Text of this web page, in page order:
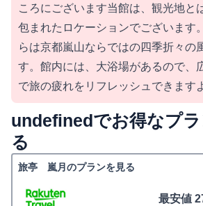
ころにございます当館は、観光地と
包まれたロケーションでございます
らは京都嵐山ならではの四季折々の
す。館内には、大浴場があるので、
で旅の疲れをリフレッシュできます
undefinedでお得なプ
る
旅亭 嵐月のプランを見る
最安値